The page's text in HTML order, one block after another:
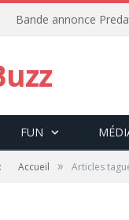
Bande annonce
FUN
Accueil » Articles